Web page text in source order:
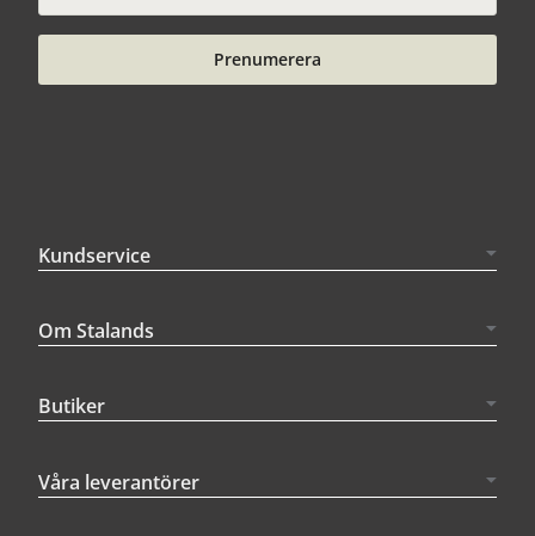
Prenumerera
Kundservice
Om Stalands
Butiker
Våra leverantörer